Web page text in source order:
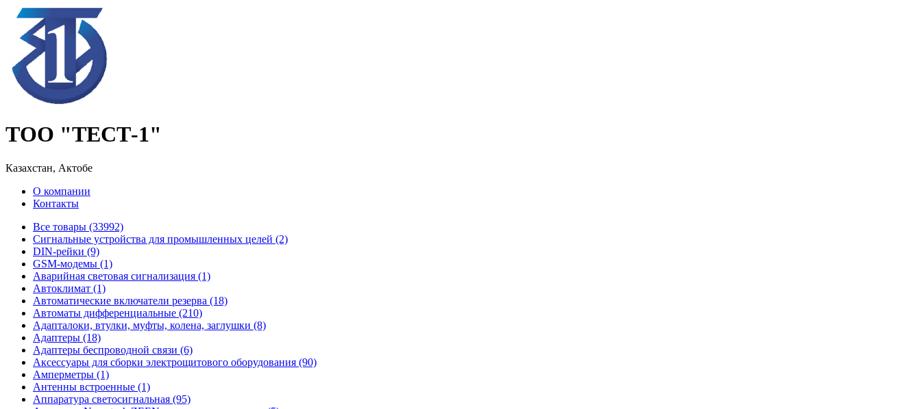
ТОО "ТЕСТ-1"
Казахстан, Актобе
О компании
Контакты
Все товары (33992)
Cигнальные устройства для промышленных целей (2)
DIN-рейки (9)
GSM-модемы (1)
Аварийная световая сигнализация (1)
Автоклимат (1)
Автоматические включатели резерва (18)
Автоматы дифференциальные (210)
Адапталоки, втулки, муфты, колена, заглушки (8)
Адаптеры (18)
Адаптеры беспроводной связи (6)
Аксессуары для сборки электрощитового оборудования (90)
Амперметры (1)
Антенны встроенные (1)
Аппаратура светосигнальная (95)